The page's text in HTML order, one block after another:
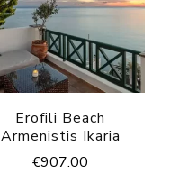
Erofili Beach
Armenistis Ikaria
€907.00